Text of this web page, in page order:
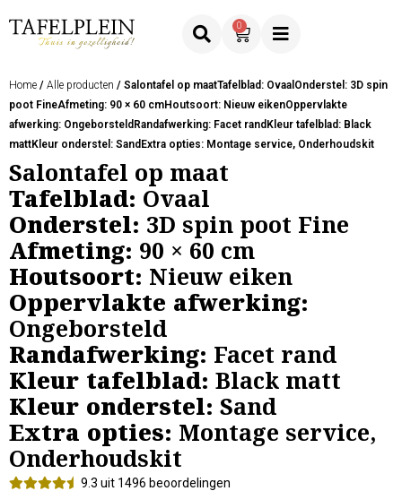
0
Home / Alle producten / Salontafel op maatTafelblad: OvaalOnderstel: 3D spin
poot FineAfmeting: 90 × 60 cmHoutsoort: Nieuw eikenOppervlakte
afwerking: OngeborsteldRandafwerking: Facet randKleur tafelblad: Black
mattKleur onderstel: SandExtra opties: Montage service, Onderhoudskit
Salontafel op maat
Tafelblad: Ovaal
Onderstel: 3D spin poot Fine
Afmeting: 90 × 60 cm
Houtsoort: Nieuw eiken
Oppervlakte afwerking:
Ongeborsteld
Randafwerking: Facet rand
Kleur tafelblad: Black matt
Kleur onderstel: Sand
Extra opties: Montage service,
Onderhoudskit
9.3 uit 1496 beoordelingen